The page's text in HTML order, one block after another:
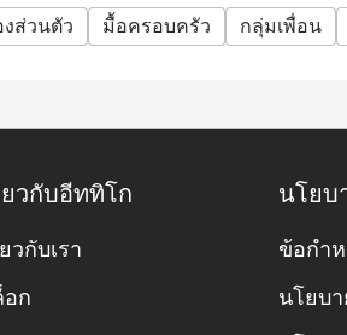
ส่วนตัว มื้อครอบครัว กลุ่มเพื่อน
ยวกับอีททิโก
วกับเรา
ก
นโยบ
ข้อกำ
นโยบ